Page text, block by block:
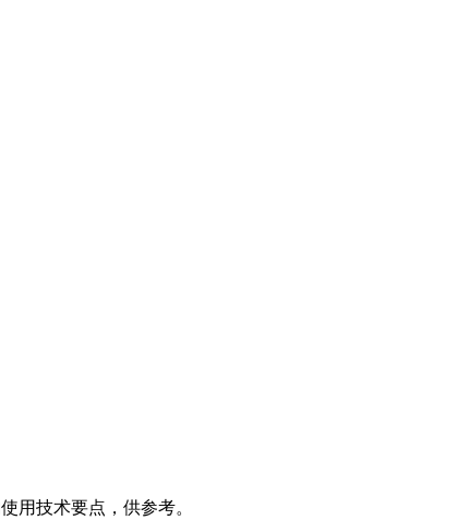
用技术要点，供参考。